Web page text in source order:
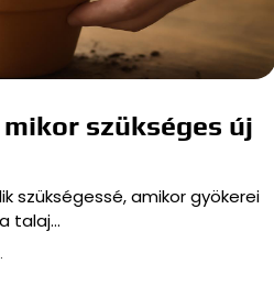
szükséges új
szükségessé, amikor gyökerei
talaj…